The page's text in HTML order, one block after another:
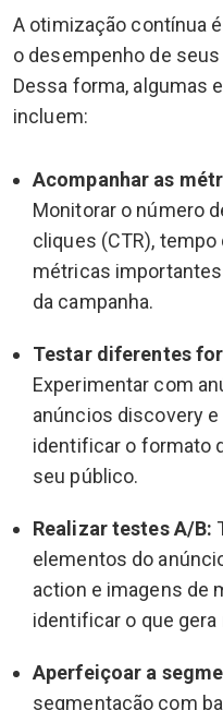
A otimização contínua
o desempenho de
Dessa forma, algumas
incluem:
Acompanhar as
Monitorar o número
cliques (CTR),
métricas
da campanha.
Testar diferentes
Experimentar com
anúncios discovery
identificar o formato
seu público.
Realizar testes A/B:
elementos do
action e imagens de
identificar o que
Aperfeiçoar a
segmentação com